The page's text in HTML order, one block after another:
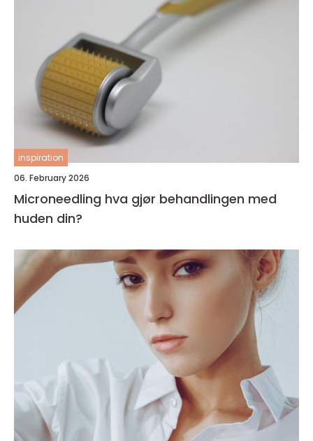
inspiration
06. February 2026
Microneedling hva gjør behandlingen med
huden din?